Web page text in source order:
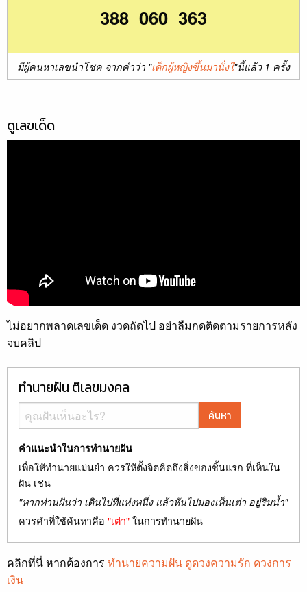
388 060 363
มีผู้คนหาเลขนำโชค จากคำว่า "เด็กผู้หญิงขึ้นมานั่งใ"นี้แล้ว 1 ครั้ง
ดูเลขเด็ด
ไม่อยากพลาดเลขเด็ด งวดถัดไป อย่าลืมกดติดตามรายการหลัง
จบคลิป
ทำนายฝัน ตีเลขมงคล
ค้นหา
คำแนะนำในการทำนายฝัน
เพื่อให้ทำนายแม่นยำ ควรให้ตั้งจิตคิดถึงสิ่งของชิ้นแรก ที่เห็นใน
ฝัน เช่น
"หากท่านฝันว่า เดินไปที่แห่งหนึ่ง แล้วหันไปมองเห็นเต่า อยู่ริมน้ำ"
ควรคำที่ใช้ค้นหาคือ "เต่า"ในการทำนายฝัน
คลิกที่นี่ หากต้องการ ทำนายความฝัน ดูดวงความรัก ดวงการ
เงิน